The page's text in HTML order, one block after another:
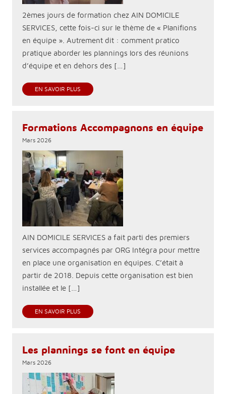
2èmes jours de formation chez AIN DOMICILE
SERVICES, cette fois-ci sur le thème de « Planifions
en équipe ». Autrement dit : comment pratico
pratique aborder les plannings lors des réunions
d’équipe et en dehors des […]
EN SAVOIR PLUS
Formations Accompagnons en équipe
Mars 2026
AIN DOMICILE SERVICES a fait parti des premiers
services accompagnés par ORG Intégra pour mettre
en place une organisation en équipes. C’était à
partir de 2018. Depuis cette organisation est bien
installée et le […]
EN SAVOIR PLUS
Les plannings se font en équipe
Mars 2026